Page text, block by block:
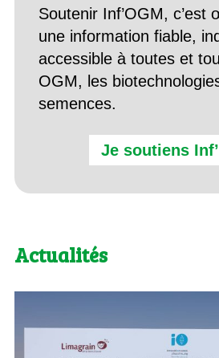
Soutenir Inf’OGM,
une information fiable,
accessible à toutes et
OGM, les
semences.
Je soutiens
Actualités